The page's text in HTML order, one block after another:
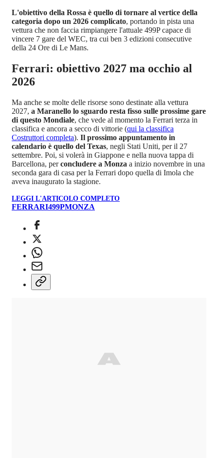
L'obiettivo della Rossa è quello di tornare al vertice della
categoria dopo un 2026 complicato, portando in pista una
vettura che non faccia rimpiangere l'attuale 499P capace di
vincere 7 gare del WEC, tra cui ben 3 edizioni consecutive
della 24 Ore di Le Mans.
Ferrari: obiettivo 2027 ma occhio al
2026
Ma anche se molte delle risorse sono destinate alla vettura
2027, a Maranello lo sguardo resta fisso sulle prossime gare
di questo Mondiale, che vede al momento la Ferrari terza in
classifica e ancora a secco di vittorie (qui la classifica
Costruttori completa). Il prossimo appuntamento in
calendario è quello del Texas, negli Stati Uniti, per il 27
settembre. Poi, si volerà in Giappone e nella nuova tappa di
Barcellona, perconcludere a Monza a inizio novembre in una
seconda gara di casa per la Ferrari dopo quella di Imola che
aveva inaugurato la stagione.
LEGGI L'ARTICOLO COMPLETO
FERRARI499PMONZA